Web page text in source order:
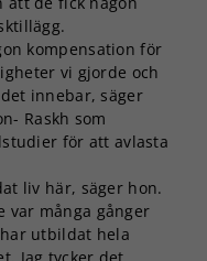
kompensation för
vi gjorde och
innebar, säger
Raskh som
för att avlasta
liv här, säger hon.
var många gånger
utbildat hela
Jag tycker det